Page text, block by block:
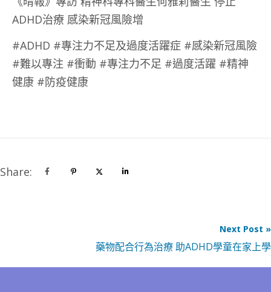
ADHD治療 感染新冠風險增
#ADHD #專注力不足及過度活躍症 #感染新冠風險
#難以專注 #衝動 #專注力不足 #過度活躍 #精神
健康 #防疫健康
Share:
Next Post »
藥物配合行為治療 助ADHD學童在家上學